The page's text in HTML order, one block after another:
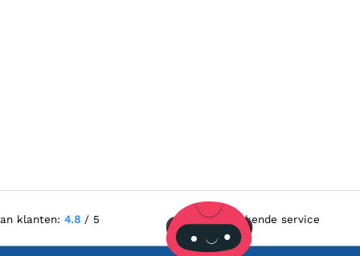
klanten: 4.8/ 5 Uitstekende service